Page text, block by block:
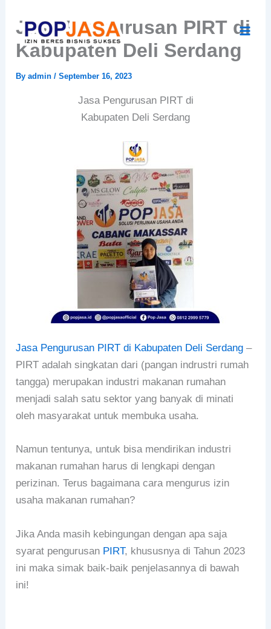
content
Jasa Pengurusan PIRT di
Kabupaten Deli Serdang
Byadmin/September 16, 2023
Jasa Pengurusan PIRT di
Kabupaten Deli Serdang
Jasa Pengurusan PIRT di Kabupaten Deli Serdang –
PIRT adalah singkatan dari (pangan indrustri rumah
tangga) merupakan industri makanan rumahan
menjadi salah satu sektor yang banyak di minati
oleh masyarakat untuk membuka usaha.
Namun tentunya, untuk bisa mendirikan industri
makanan rumahan harus di lengkapi dengan
perizinan. Terus bagaimana cara mengurus izin
usaha makanan rumahan?
Jika Anda masih kebingungan dengan apa saja
syarat pengurusan PIRT, khususnya di Tahun 2023
ini maka simak baik-baik penjelasannya di bawah
ini!